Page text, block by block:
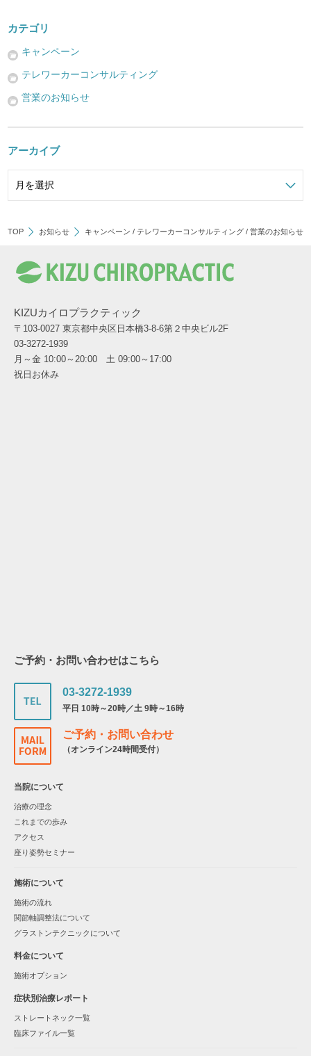
カテゴリ
キャンペーン
テレワーカーコンサルティング
営業のお知らせ
アーカイブ
TOP お知らせ キャンペーン /テレワーカーコンサルティング /営業のお知らせ
KIZUカイロプラクティック
〒103-0027 東京都中央区日本橋3-8-6第２中央ビル2F
03-3272-1939
月～金 10:00～20:00 土 09:00～17:00
祝日お休み
ご予約・お問い合わせはこちら
03-3272-1939
平日 10時～20時／土 9時～16時
ご予約・お問い合わせ
（オンライン24時間受付）
当院について
治療の理念
これまでの歩み
アクセス
座り姿勢セミナー
施術について
施術の流れ
関節軸調整法について
グラストンテクニックについて
料金について
施術オプション
症状別治療レポート
ストレートネック一覧
臨床ファイル一覧